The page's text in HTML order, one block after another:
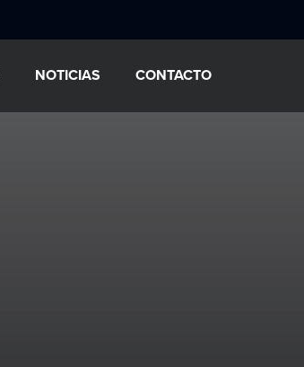
NOTICIAS CONTACTO